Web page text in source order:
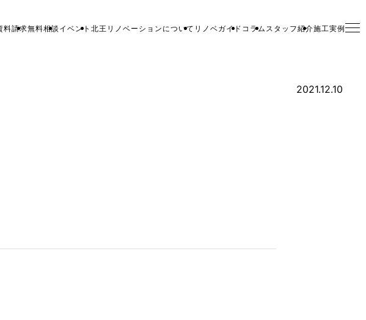
料請求無料相談 イベント 北王リノベーションについて リノベガイド コラム スタッフ紹介施工実例
2021.12.10